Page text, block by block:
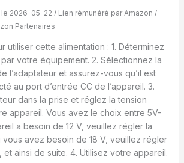
2026-05-22 / Lien rémunéré par Amazon /
Partenaires
utiliser cette alimentation : 1. Déterminez
votre équipement. 2. Sélectionnez la
l’adaptateur et assurez-vous qu’il est
au port d’entrée CC de l’appareil. 3.
dans la prise et réglez la tension
appareil. Vous avez le choix entre 5V-
a besoin de 12 V, veuillez régler la
vous avez besoin de 18 V, veuillez régler
et ainsi de suite. 4. Utilisez votre appareil.